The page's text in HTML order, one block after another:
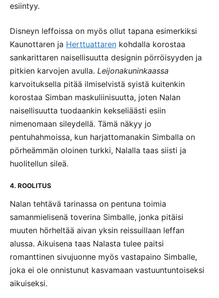
esiintyy.
Disneyn leffoissa on myös ollut tapana esimerkiksi
Kaunottaren ja Herttuattaren kohdalla korostaa
sankarittaren naisellisuutta designin pörröisyyden ja
pitkien karvojen avulla. Leijonakuninkaassa
karvoituksella pitää ilmiselvistä syistä kuitenkin
korostaa Simban maskuliinisuutta, joten Nalan
naisellisuutta tuodaankin kekseliäästi esiin
nimenomaan sileydellä. Tämä näkyy jo
pentuhahmoissa, kun harjattomanakin Simballa on
pörheämmän oloinen turkki, Nalalla taas siisti ja
huolitellun sileä.
4. ROOLITUS
Nalan tehtävä tarinassa on pentuna toimia
samanmielisenä toverina Simballe, jonka pitäisi
muuten hörheltää aivan yksin reissuillaan leffan
alussa. Aikuisena taas Nalasta tulee paitsi
romanttinen sivujuonne myös vastapaino Simballe,
joka ei ole onnistunut kasvamaan vastuuntuntoiseksi
aikuiseksi.